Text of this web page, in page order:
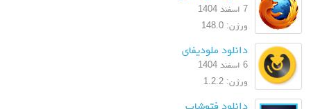
7 اسفند 1404
ورژن: 148.0
دانلود ملودیفای
6 اسفند 1404
ورژن: 1.2.2
دانلود فتوشاپ